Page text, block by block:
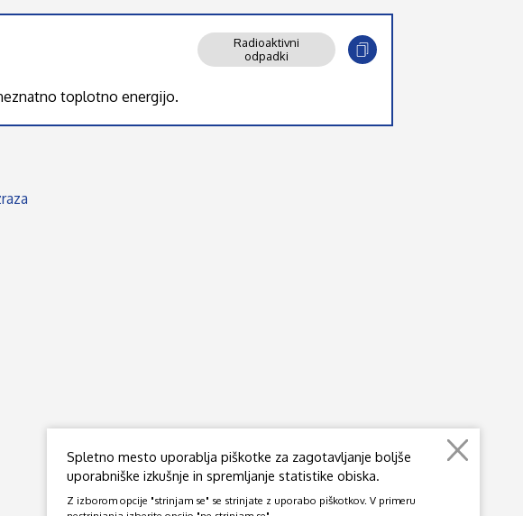
Radioaktivni
odpadki
toplotno energijo.
Spletno mesto uporablja piškotke za zagotavljanje boljše
uporabniške izkušnje in spremljanje statistike obiska.
Z izborom opcije "strinjam se" se strinjate z uporabo piškotkov. V primeru